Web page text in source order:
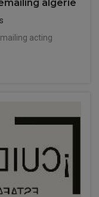
algerie
acting